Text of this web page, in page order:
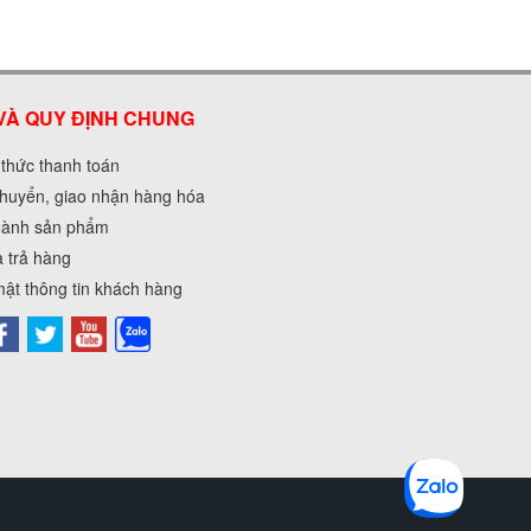
QUY ĐỊNH CHUNG
thanh toán
giao nhận hàng hóa
sản phẩm
trả hàng
thông tin khách hàng